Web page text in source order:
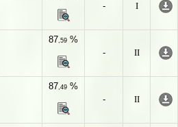
-
I
87,59 %
-
II
87,49 %
-
II